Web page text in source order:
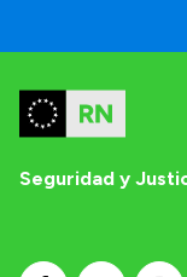
Seguridad y